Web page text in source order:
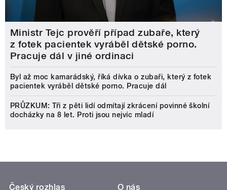
Ministr Tejc prověří případ zubaře, který
z fotek pacientek vyráběl dětské porno.
Pracuje dál v jiné ordinaci
Byl až moc kamarádský, říká dívka o zubaři, který z fotek
pacientek vyráběl dětské porno. Pracuje dál
PRŮZKUM: Tři z pěti lidí odmítají zkrácení povinné školní
docházky na 8 let. Proti jsou nejvíc mladí
Český rozhlas
O nás